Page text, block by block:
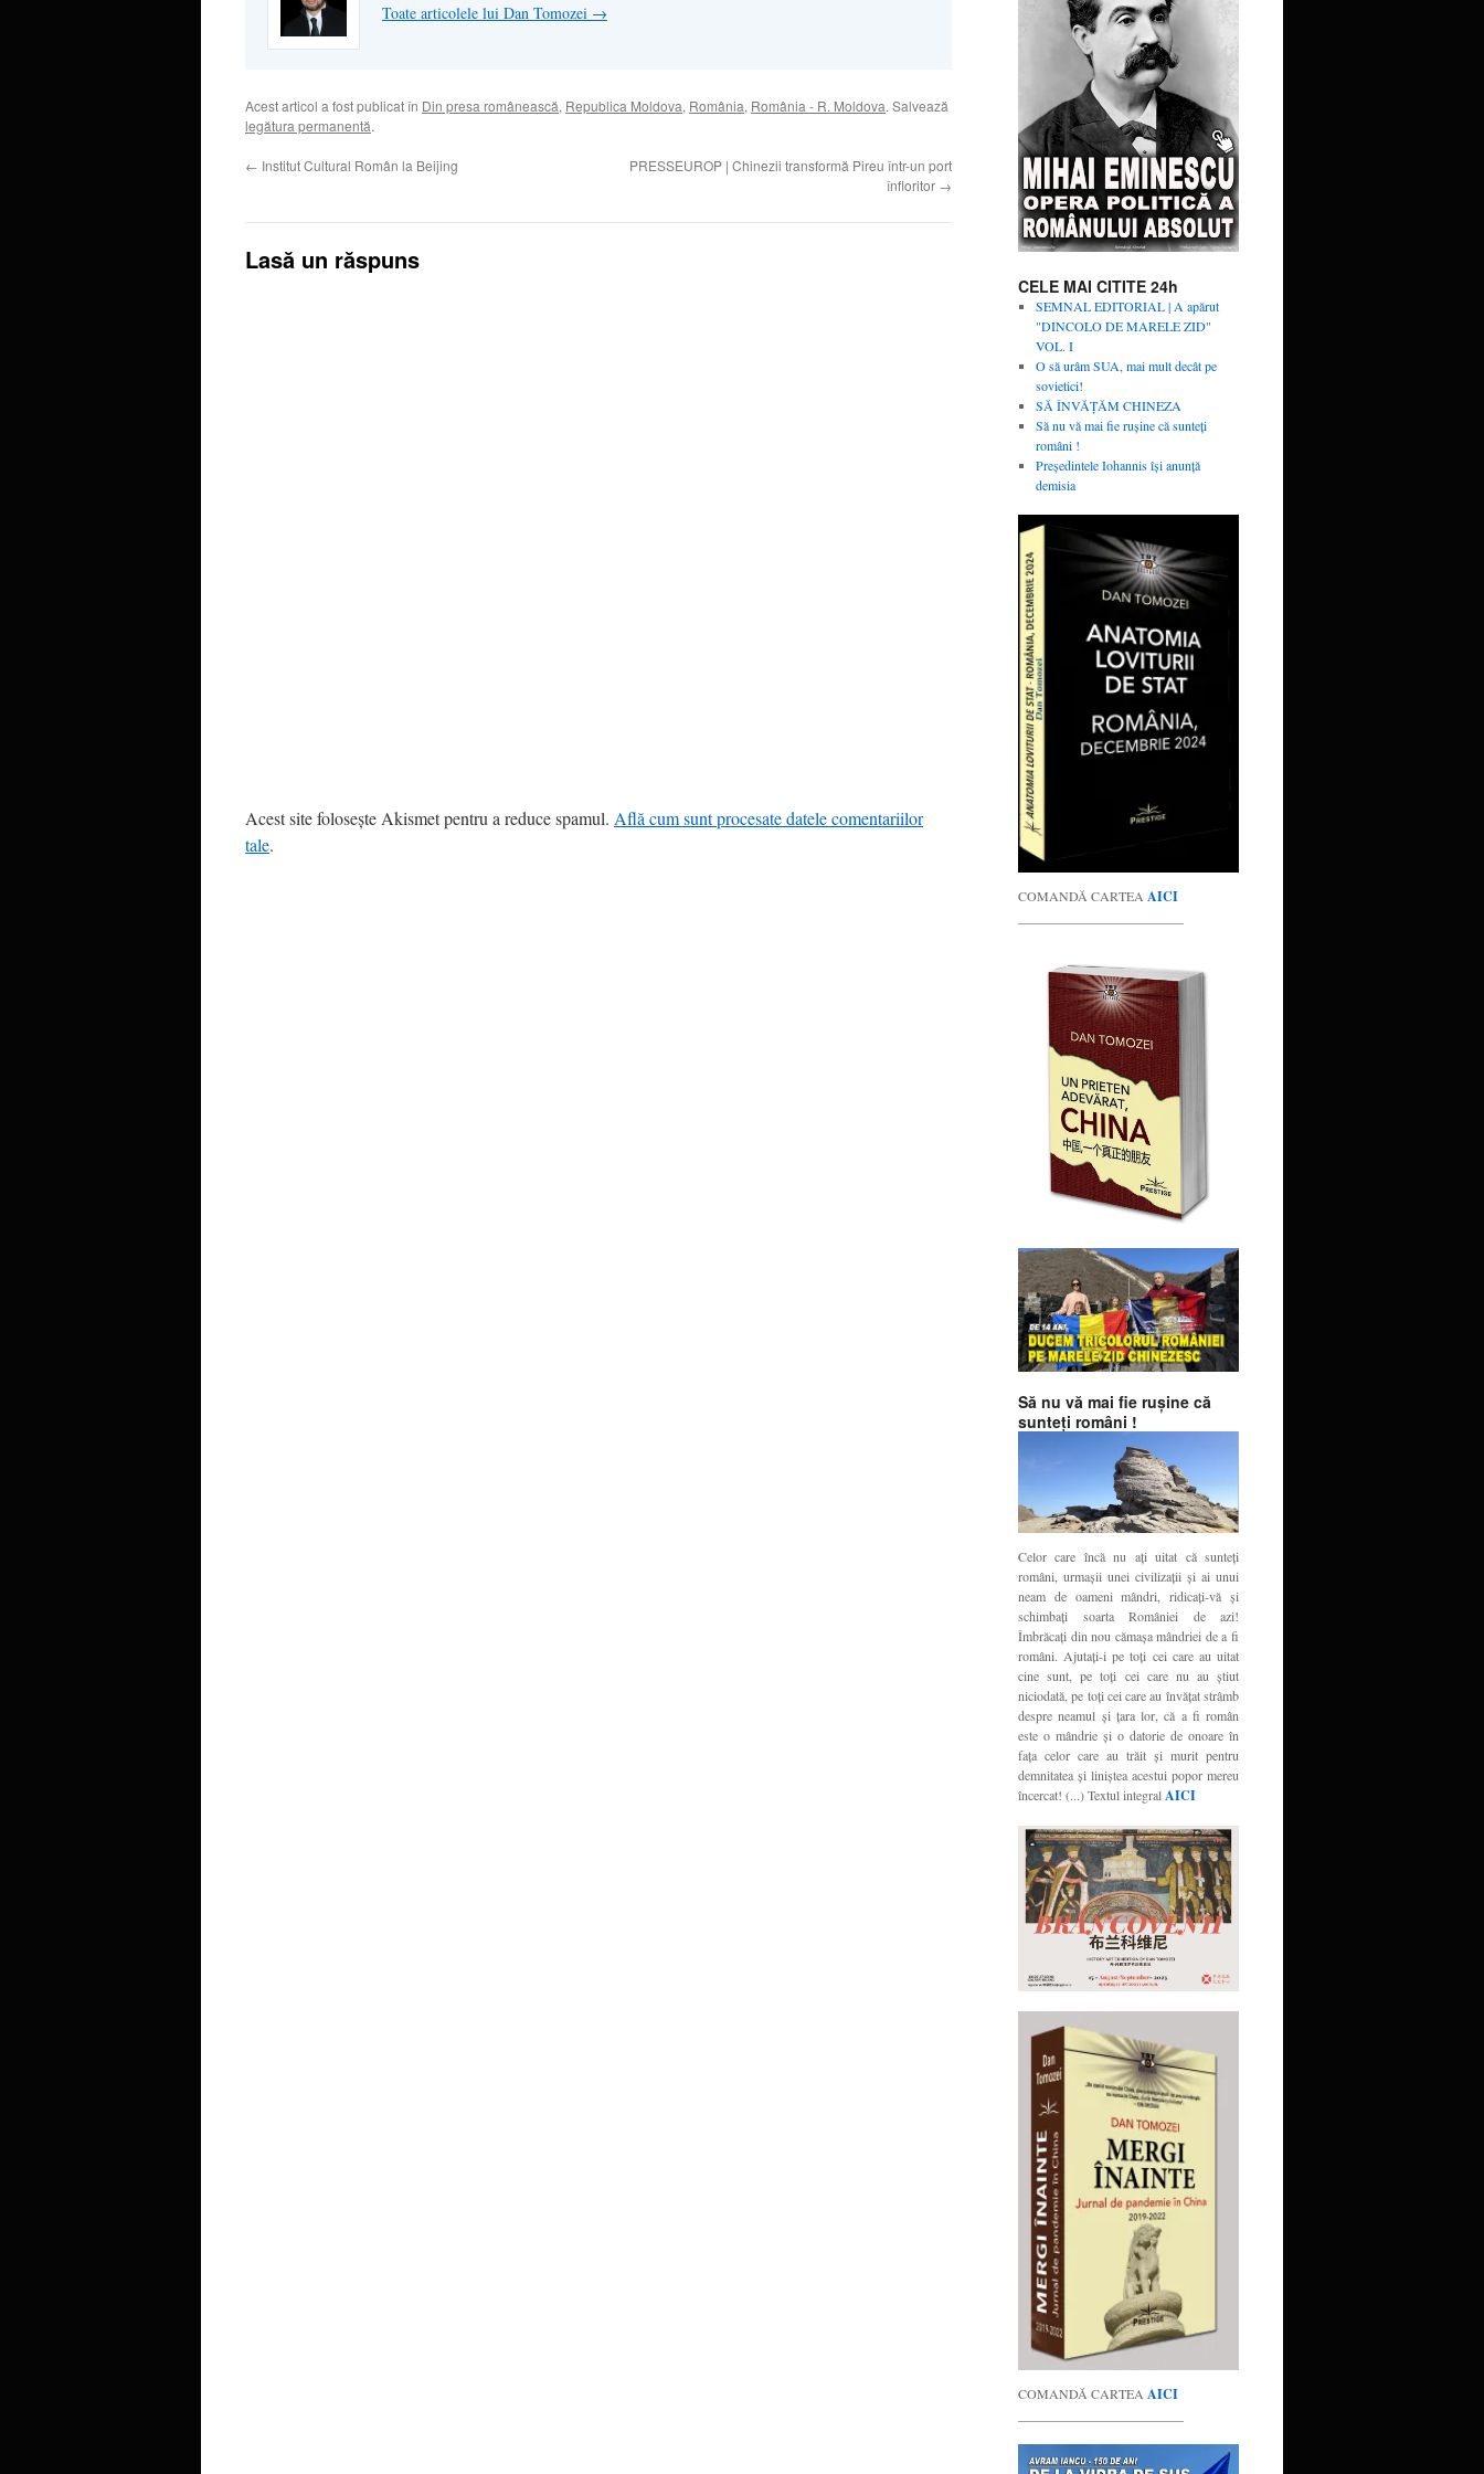
Toate articolele lui Dan Tomozei →
Acest articol a fost publicat în Din presa românească, Republica Moldova, România, România - R. Moldova. Salvează
legătura permanentă.
← Institut Cultural Român la Beijing
PRESSEUROP | Chinezii transformă Pireu într-un port
înfloritor →
Lasă un răspuns
Acest site folosește Akismet pentru a reduce spamul. Află cum sunt procesate datele comentariilor
tale.
CELE MAI CITITE 24h
SEMNAL EDITORIAL | A apărut
"DINCOLO DE MARELE ZID"
VOL. I
O să urâm SUA, mai mult decât pe
sovietici!
SĂ ÎNVĂŢĂM CHINEZA
Să nu vă mai fie rușine că sunteți
români !
Președintele Iohannis își anunță
demisia
COMANDĂ CARTEA AICI
Să nu vă mai fie ruşine că
sunteţi români !
Celor care încă nu aţi uitat că sunteţi
români, urmaşii unei civilizaţii şi ai unui
neam de oameni mândri, ridicaţi-vă şi
schimbaţi soarta României de azi!
Îmbrăcaţi din nou cămaşa mândriei de a fi
români. Ajutaţi-i pe toţi cei care au uitat
cine sunt, pe toţi cei care nu au ştiut
niciodată, pe toţi cei care au învăţat strâmb
despre neamul şi ţara lor, că a fi român
este o mândrie şi o datorie de onoare în
faţa celor care au trăit şi murit pentru
demnitatea şi liniştea acestui popor mereu
încercat! (...) Textul integralAICI
COMANDĂ CARTEA AICI